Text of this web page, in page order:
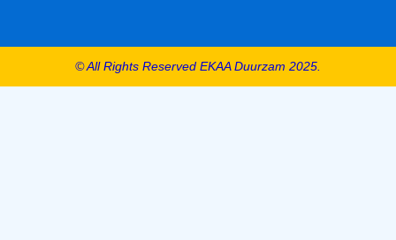
© All Rights Reserved EKAA Duurzam 2025.